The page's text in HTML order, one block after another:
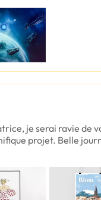
je serai ravie de
projet. Belle